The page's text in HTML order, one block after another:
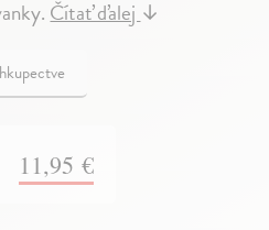
Čítať ďalej↓
11,95 €